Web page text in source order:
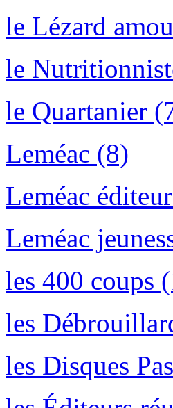
le Lézard
le
le Quartanier
Leméac (8)
Leméac
Leméac
les 400 coups
les
les Disques